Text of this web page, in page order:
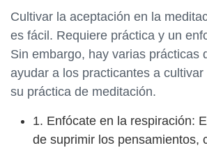
Cultivar la aceptación en la
es fácil. Requiere práctica y un
Sin embargo, hay varias prácticas
ayudar a los practicantes a
su práctica de meditación.
1. Enfócate en la respiración:
de suprimir los pensamientos,